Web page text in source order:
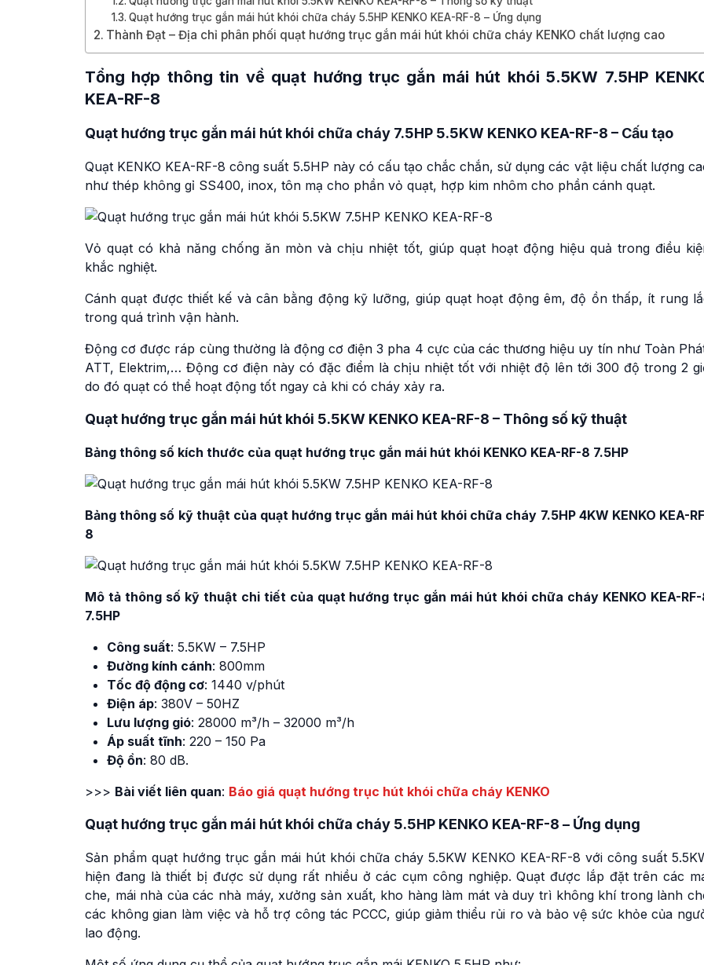
Quạt hướng trục gắn mái hút khói chữa cháy 5.5HP KENKO KEA-RF-8 – Ứng dụng
Thành Đạt – Địa chỉ phân phối quạt hướng trục gắn mái hút khói chữa cháy KENKO chất lượng cao
Tổng hợp thông tin về quạt hướng trục gắn mái hút khói 5.5KW 7.5HP
KEA-RF-8
Quạt hướng trục gắn mái hút khói chữa cháy 7.5HP 5.5KW KENKO KEA-RF-8 – Cấu tạo
Quạt KENKO KEA-RF-8 công suất 5.5HP này có cấu tạo chắc chắn, sử dụng các vật liệu chất lượng
như thép không gỉ SS400, inox, tôn mạ cho phần vỏ quạt, hợp kim nhôm cho phần cánh quạt.
Vỏ quạt có khả năng chống ăn mòn và chịu nhiệt tốt, giúp quạt hoạt động hiệu quả trong điều
khắc nghiệt.
Cánh quạt được thiết kế và cân bằng động kỹ lưỡng, giúp quạt hoạt động êm, độ ồn thấp, ít rung
trong quá trình vận hành.
Động cơ được ráp cùng thường là động cơ điện 3 pha 4 cực của các thương hiệu uy tín như Toàn
ATT, Elektrim,… Động cơ điện này có đặc điểm là chịu nhiệt tốt với nhiệt độ lên tới 300 độ trong 2
do đó quạt có thể hoạt động tốt ngay cả khi có cháy xảy ra.
Quạt hướng trục gắn mái hút khói 5.5KW KENKO KEA-RF-8 – Thông số kỹ thuật
Bảng thông số kích thước của quạt hướng trục gắn mái hút khói KENKO KEA-RF-8 7.5HP
Bảng thông số kỹ thuật của quạt hướng trục gắn mái hút khói chữa cháy 7.5HP 4KW KENKO KEA-
8
Mô tả thông số kỹ thuật chi tiết của quạt hướng trục gắn mái hút khói chữa cháy KENKO KEA-
7.5HP
Công suất: 5.5KW – 7.5HP
Đường kính cánh: 800mm
Tốc độ động cơ: 1440 v/phút
Điện áp: 380V – 50HZ
Lưu lượng gió: 28000 m³/h – 32000 m³/h
Áp suất tĩnh: 220 – 150 Pa
Độ ồn: 80 dB.
>>> Bài viết liên quan: Báo giá quạt hướng trục hút khói chữa cháy KENKO
Quạt hướng trục gắn mái hút khói chữa cháy 5.5HP KENKO KEA-RF-8 – Ứng dụng
Sản phẩm quạt hướng trục gắn mái hút khói chữa cháy 5.5KW KENKO KEA-RF-8 với công suất
hiện đang là thiết bị được sử dụng rất nhiều ở các cụm công nghiệp. Quạt được lắp đặt trên các
che, mái nhà của các nhà máy, xưởng sản xuất, kho hàng làm mát và duy trì không khí trong lành
các không gian làm việc và hỗ trợ công tác PCCC, giúp giảm thiểu rủi ro và bảo vệ sức khỏe của
lao động.
KEC-FF-11
Liên hệ
Quạt ly tâm hút khói
Liên hệ
Quạt ly tâm hút khói
cháy 30KW 40HP
KEC-FF-10
Liên hệ
KEC-FF-10
Quạt ly tâm hút khói
cháy 22KW 30HP
Quạt ly tâm hút khói
Liên hệ
Quạt ly tâm hút khói
cháy 15KW KENKO KEC-
cháy 15HP 11KW
cháy 11KW 15HP
KEC-FF-7
nào dùng cho chung cư
Quạt ly tâm hút khói
cháy 55KW 75HP
KEC-FF-12
Liên hệ